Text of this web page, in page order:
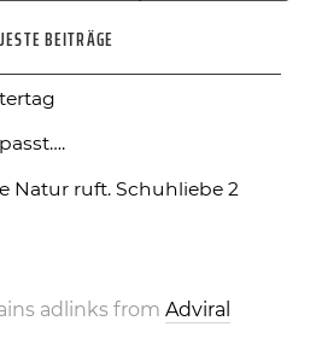
BEITRÄGE
Natur ruft. Schuhliebe 2
adlinks fromAdviral